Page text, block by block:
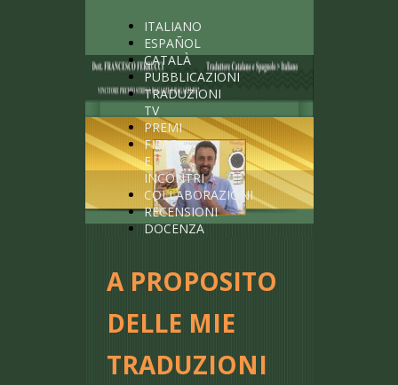
ITALIANO
ESPAÑOL
CATALÀ
PUBBLICAZIONI
TRADUZIONI
TV
PREMI
FIERE
E
INCONTRI
COLLABORAZIONI
RECENSIONI
DOCENZA
A PROPOSITO
DELLE MIE
TRADUZIONI